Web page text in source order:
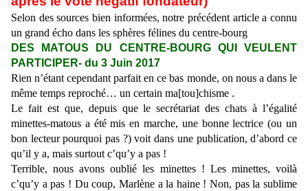
Selon des sources bien informées, notre précédent article a connu
un grand écho dans les sphères félines du centre-bourg
DES MATOUS DU CENTRE-BOURG QUI VEULENT
PARTICIPER- du 3 Juin 2017
Rien n’étant cependant parfait en ce bas monde, on nous a dans le
même temps reproché… un certain ma[tou]chisme .
Le fait est que, depuis que le secrétariat des chats à l’égalité
minettes-matous a été mis en marche, une bonne lectrice (ou un
bon lecteur pourquoi pas ?) voit dans une publication, d’abord ce
qu’il y a, mais surtout c’qu’y a pas !
Terrible, nous avons oublié les minettes ! Les minettes, voilà
c’qu’y a pas ! Du coup, Marlène a la haine ! Non, pas la sublime